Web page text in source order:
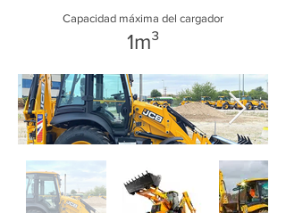
Capacidad máxima del cargador
1m³